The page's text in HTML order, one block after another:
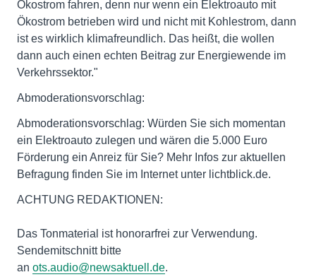
Ökostrom fahren, denn nur wenn ein Elektroauto mit
Ökostrom betrieben wird und nicht mit Kohlestrom, dann
ist es wirklich klimafreundlich. Das heißt, die wollen
dann auch einen echten Beitrag zur Energiewende im
Verkehrssektor."
Abmoderationsvorschlag:
Abmoderationsvorschlag: Würden Sie sich momentan
ein Elektroauto zulegen und wären die 5.000 Euro
Förderung ein Anreiz für Sie? Mehr Infos zur aktuellen
Befragung finden Sie im Internet unter lichtblick.de.
ACHTUNG REDAKTIONEN:
Das Tonmaterial ist honorarfrei zur Verwendung.
Sendemitschnitt bitte
an ots.audio@newsaktuell.de.